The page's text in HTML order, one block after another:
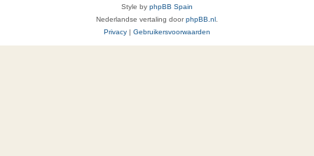
Style by phpBB Spain
Nederlandse vertaling doorphpBB.nl .
Privacy
Gebruikersvoorwaarden